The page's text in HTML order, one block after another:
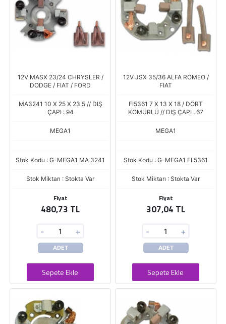
12V MASX 23/24 CHRYSLER /
DODGE / FIAT / FORD
MA3241 10 X 25 X 23.5 // DIŞ
ÇAPI : 94
MEGA1
Stok Kodu : G-MEGA1 MA 3241
Stok Miktarı : Stokta Var
Fiyat
480,73 TL
- +
ADET
Sepete Ekle
12V JSX 35/36 ALFA ROMEO /
FIAT
FI5361 7 X 13 X 18 / DÖRT
KÖMÜRLÜ // DIŞ ÇAPI : 67
MEGA1
Stok Kodu : G-MEGA1 FI 5361
Stok Miktarı : Stokta Var
Fiyat
307,04 TL
- +
ADET
Sepete Ekle